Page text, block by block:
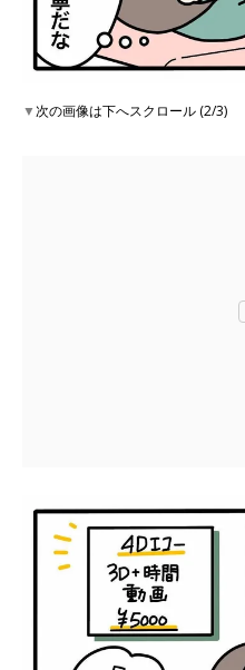
▼次の画像は下へスクロール (2/3)